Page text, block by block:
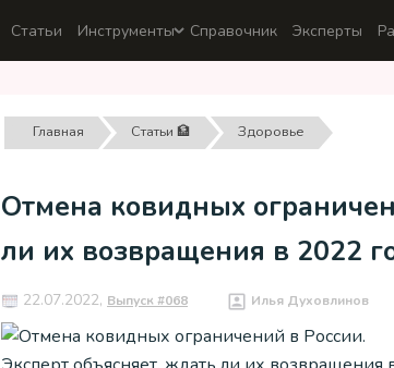
Статьи Инструменты Справочник Эксперты
Главная Статьи 🏦 Здоровье
Отмена ковидных
ли их возвращения в 2022
22.07.2022, Выпуск #068 Илья Духовлинов